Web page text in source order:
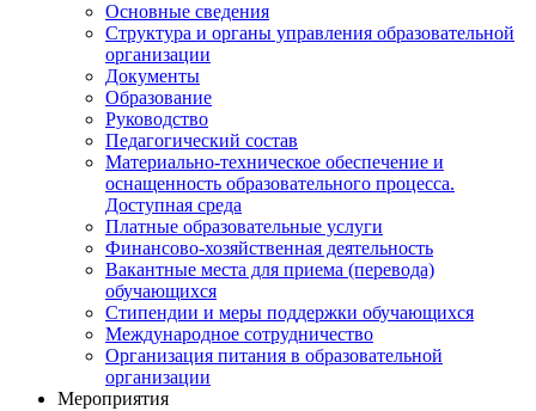
Основные сведения
Структура и органы управления образовательной
организации
Документы
Образование
Руководство
Педагогический состав
Материально-техническое обеспечение и
оснащенность образовательного процесса.
Доступная среда
Платные образовательные услуги
Финансово-хозяйственная деятельность
Вакантные места для приема (перевода)
обучающихся
Стипендии и меры поддержки обучающихся
Международное сотрудничество
Организация питания в образовательной
организации
Мероприятия